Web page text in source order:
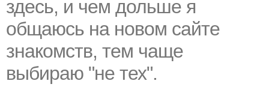
здесь, и чем дольше я
общаюсь на новом сайте
знакомств, тем чаще
выбираю "не тех".